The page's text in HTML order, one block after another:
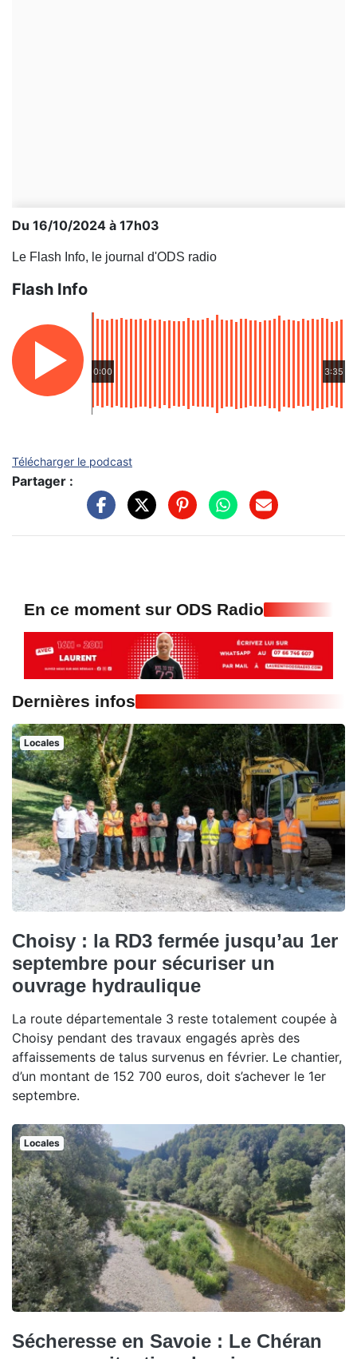
Du 16/10/2024 à 17h03
Le Flash Info, le journal d'ODS radio
Flash Info
0:00 3:35
Télécharger le podcast
Partager :
En ce moment sur ODS Radio
Dernières infos
Locales
Choisy : la RD3 fermée jusqu’au 1er
septembre pour sécuriser un
ouvrage hydraulique
La route départementale 3 reste totalement coupée à
Choisy pendant des travaux engagés après des
affaissements de talus survenus en février. Le chantier,
d’un montant de 152 700 euros, doit s’achever le 1er
septembre.
Locales
Sécheresse en Savoie : Le Chéran